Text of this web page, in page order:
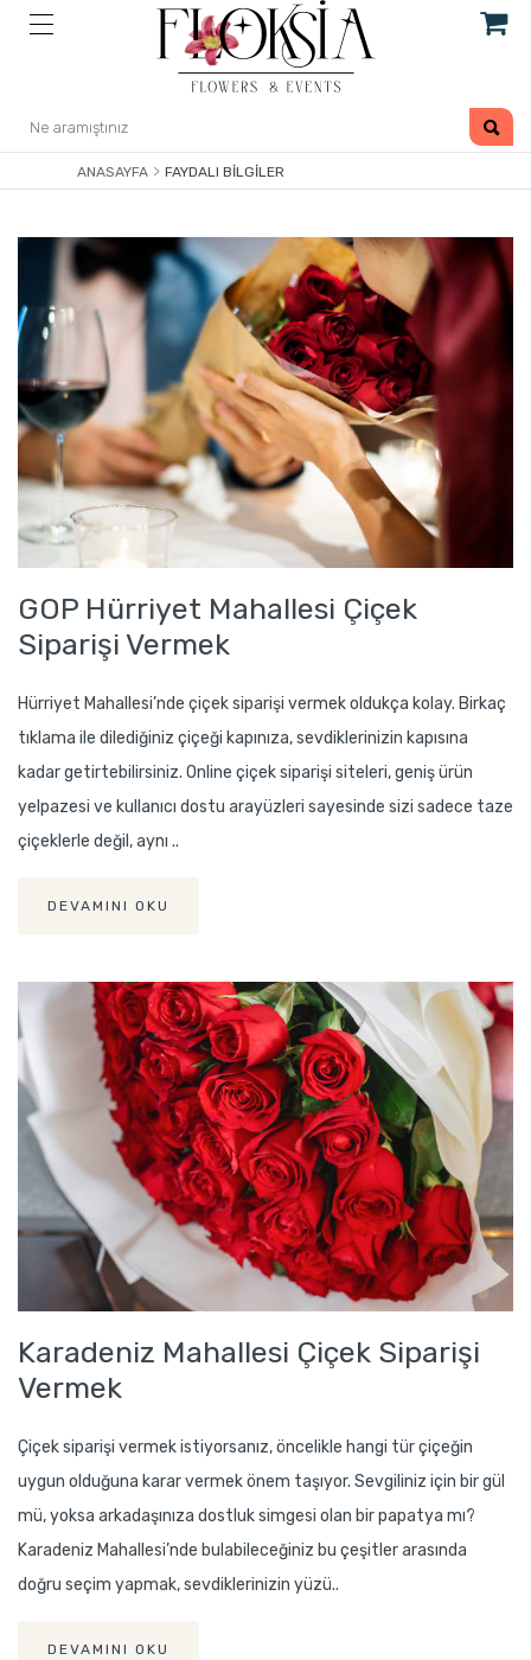
ANASAYFA FAYDALI BILGILER
GOP Hürriyet Mahallesi Çiçek
Siparişi Vermek
Hürriyet Mahallesi’nde çiçek siparişi vermek oldukça kolay. Birkaç
tıklama ile dilediğiniz çiçeği kapınıza, sevdiklerinizin kapısına
kadar getirtebilirsiniz. Online çiçek siparişi siteleri, geniş ürün
yelpazesi ve kullanıcı dostu arayüzleri sayesinde sizi sadece taze
çiçeklerle değil, aynı ..
DEVAMINI OKU
Karadeniz Mahallesi Çiçek Siparişi
Vermek
Çiçek siparişi vermek istiyorsanız, öncelikle hangi tür çiçeğin
uygun olduğuna karar vermek önem taşıyor. Sevgiliniz için bir gül
mü, yoksa arkadaşınıza dostluk simgesi olan bir papatya mı?
Karadeniz Mahallesi’nde bulabileceğiniz bu çeşitler arasında
doğru seçim yapmak, sevdiklerinizin yüzü..
DEVAMINI OKU